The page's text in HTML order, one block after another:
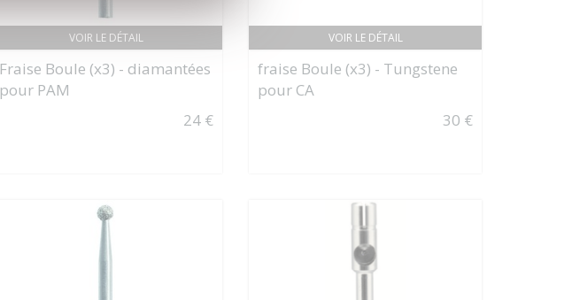
VOIR LE DÉTAIL
Fraise Boule (x3) - diamantées
pour PAM
24 €
VOIR LE DÉTAIL
fraise Boule (x3) - Tungstene
pour CA
30 €